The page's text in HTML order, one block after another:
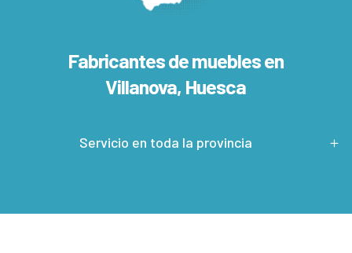
Fabricantes de muebles en
Villanova, Huesca
Servicio en toda la provincia